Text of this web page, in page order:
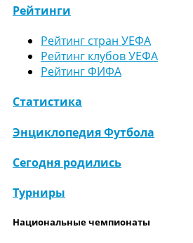
Рейтинги
Рейтинг стран УЕФА
Рейтинг клубов УЕФА
Рейтинг ФИФА
Статистика
Энциклопедия Футбола
Сегодня родились
Турниры
Национальные чемпионаты